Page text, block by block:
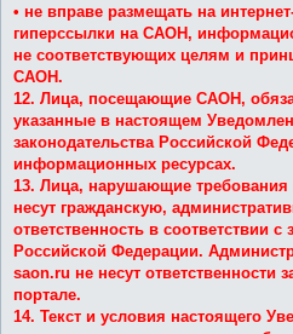
• не вправе размещать на
гиперссылки на САОН,
не соответствующих целям и
САОН.
12. Лица, посещающие САОН,
указанные в настоящем
законодательства Российской
информационных ресурсах.
13. Лица, нарушающие требования
несут гражданскую,
ответственность в соответствии с
Российской Федерации.
saon.ru не несут ответственности
портале.
14. Текст и условия настоящего